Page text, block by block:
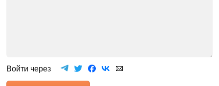
Войти через